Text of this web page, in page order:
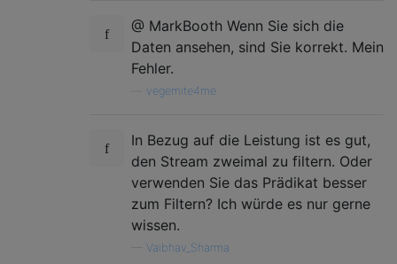
@ MarkBooth Wenn Sie sich die
Daten ansehen, sind Sie korrekt. Mein
Fehler.
vegemite4me
In Bezug auf die Leistung ist es gut,
den Stream zweimal zu filtern. Oder
verwenden Sie das Prädikat besser
zum Filtern? Ich würde es nur gerne
wissen.
Vaibhav_Sharma